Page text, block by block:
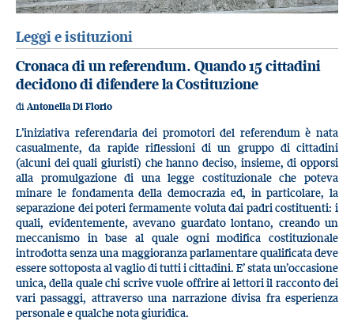
Leggi e istituzioni
Cronaca di un referendum. Quando 15 cittadini
decidono di difendere la Costituzione
di Antonella Di Florio
L’iniziativa referendaria dei promotori del referendum è nata
casualmente, da rapide riflessioni di un gruppo di cittadini
(alcuni dei quali giuristi) che hanno deciso, insieme, di opporsi
alla promulgazione di una legge costituzionale che poteva
minare le fondamenta della democrazia ed, in particolare, la
separazione dei poteri fermamente voluta dai padri costituenti: i
quali, evidentemente, avevano guardato lontano, creando un
meccanismo in base al quale ogni modifica costituzionale
introdotta senza una maggioranza parlamentare qualificata deve
essere sottoposta al vaglio di tutti i cittadini. E’ stata un’occasione
unica, della quale chi scrive vuole offrire ai lettori il racconto dei
vari passaggi, attraverso una narrazione divisa fra esperienza
personale e qualche nota giuridica.